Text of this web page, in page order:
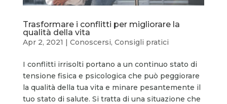
Trasformare i conflitti per migliorare la
qualità della vita
Apr 2, 2021 | Conoscersi, Consigli pratici
I conflitti irrisolti portano a un continuo stato di
tensione fisica e psicologica che può peggiorare
la qualità della tua vita e minare pesantemente il
tuo stato di salute. Si tratta di una situazione che